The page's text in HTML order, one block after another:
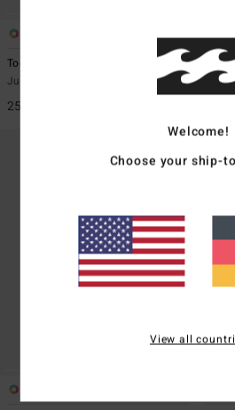
Toddler Waves
Jungs 2 - 6 Beige Surf-T-Shirt
25,95 €
2
Re
Welcome!
Choose your ship-
View all